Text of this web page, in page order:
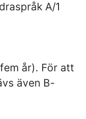
A/1
år). För att
även B-